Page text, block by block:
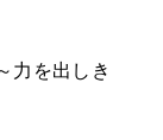
力を出しき